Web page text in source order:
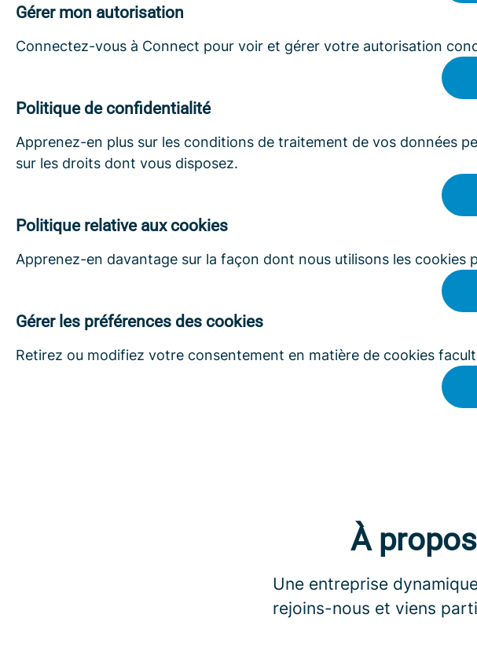
Gérer mon autorisation
Connectez-vous à Connect pour voir et gérer votre autorisation
Politique de confidentialité
Apprenez-en plus sur les conditions de traitement de vos données
sur les droits dont vous disposez.
Politique relative aux cookies
Apprenez-en davantage sur la façon dont nous utilisons les
Gérer les préférences des cookies
Retirez ou modifiez votre consentement en matière de cookies
À
Une entreprise
rejoins-nous et viens